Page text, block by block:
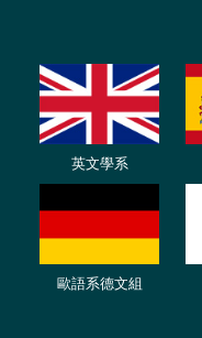
英文學系
歐語系德文組